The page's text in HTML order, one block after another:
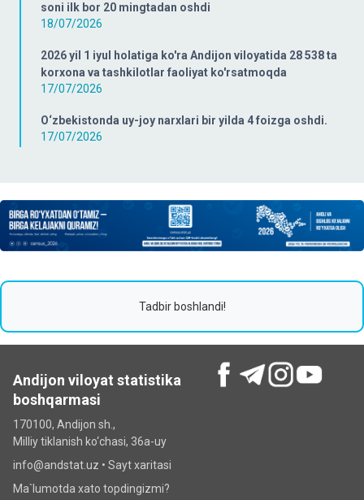
soni ilk bor 20 mingtadan oshdi
18/07/2026
2026 yil 1 iyul holatiga ko'ra Andijon viloyatida 28 538 ta
korxona va tashkilotlar faoliyat ko'rsatmoqda
17/07/2026
O‘zbekistonda uy-joy narxlari bir yilda 4 foizga oshdi.
17/07/2026
Tadbir boshlandi!
Andijon viloyat statistika
boshqarmasi
170100, Andijon sh.,
Milliy tiklanish ko‘chаsi, 36a-uy
info@andstat.uz • Sayt xaritasi
Ma`lumotda xato topdingizmi?